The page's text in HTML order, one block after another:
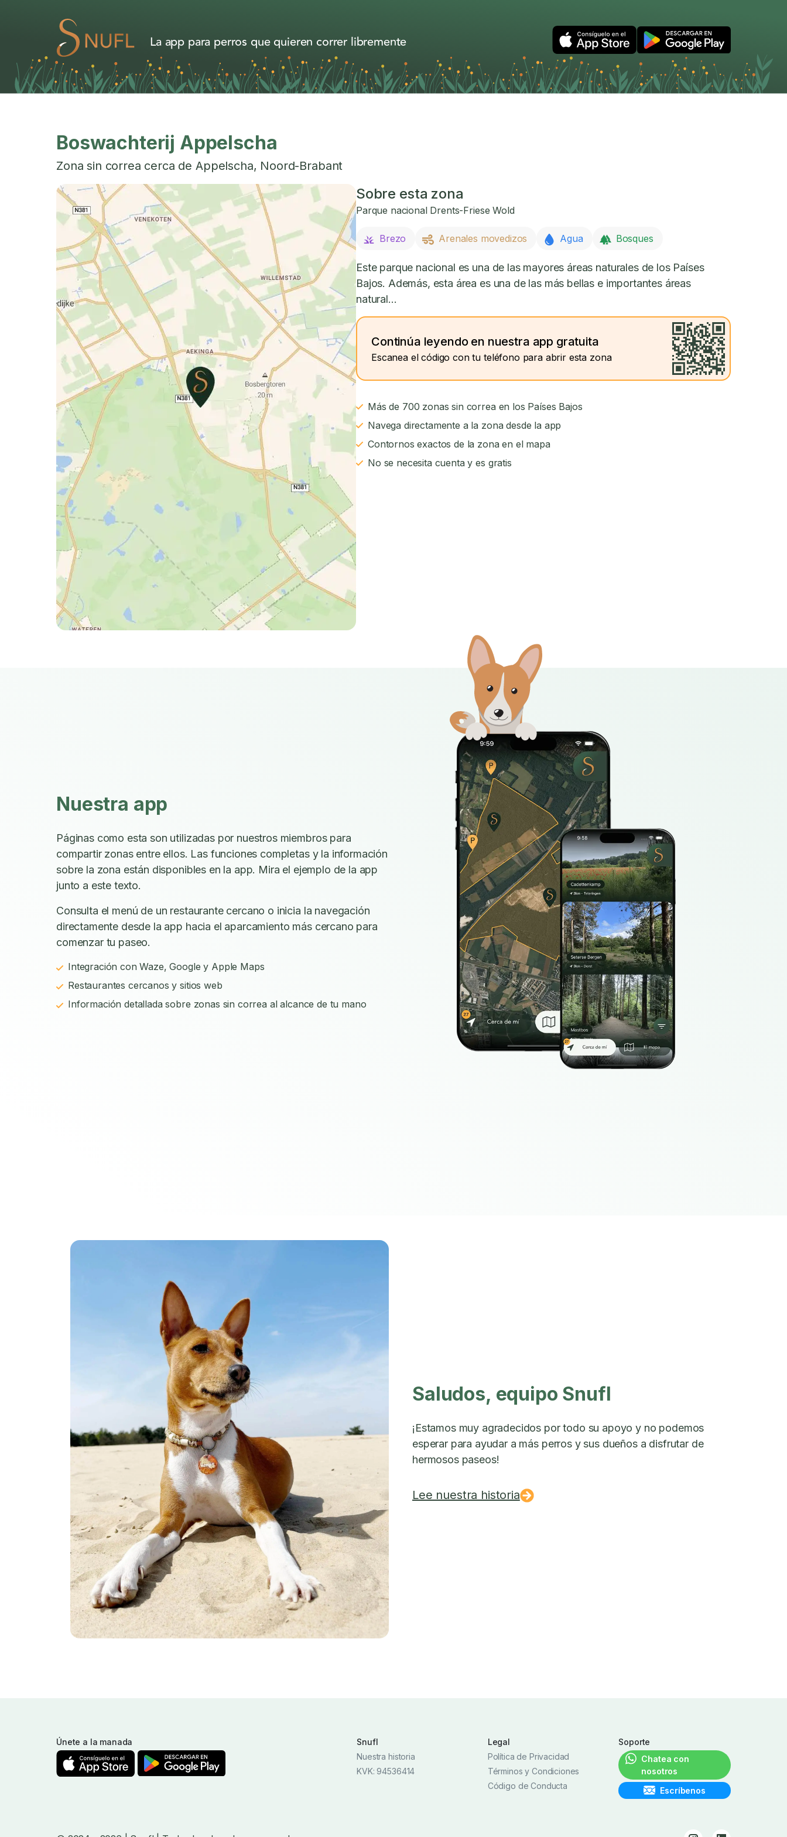
La app para perros que quieren correr libremente
Boswachterij Appelscha
Zona sin correa cerca de Appelscha, Noord-Brabant
Sobre esta zona
Parque nacional Drents-Friese Wold
Brezo Arenales movedizos Agua Bosques
Este parque nacional es una de las mayores áreas naturales de los Países
Bajos. Además, esta área es una de las más bellas e importantes áreas
natural...
Continúa leyendo en nuestra app gratuita
Escanea el código con tu teléfono para abrir esta zona
Más de 700 zonas sin correa en los Países Bajos
Navega directamente a la zona desde la app
Contornos exactos de la zona en el mapa
No se necesita cuenta y es gratis
Nuestra app
Páginas como esta son utilizadas por nuestros miembros para
compartir zonas entre ellos. Las funciones completas y la información
sobre la zona están disponibles en la app. Mira el ejemplo de la app
junto a este texto.
Consulta el menú de un restaurante cercano o inicia la navegación
directamente desde la app hacia el aparcamiento más cercano para
comenzar tu paseo.
Integración con Waze, Google y Apple Maps
Restaurantes cercanos y sitios web
Información detallada sobre zonas sin correa al alcance de tu mano
Saludos, equipo Snufl
¡Estamos muy agradecidos por todo su apoyo y no podemos
esperar para ayudar a más perros y sus dueños a disfrutar de
hermosos paseos!
Lee nuestra historia
Únete a la manada
Snufl
Nuestra historia
KVK: 94536414
Legal
Política de Privacidad
Términos y Condiciones
Código de Conducta
Soporte
Chatea con
nosotros
Escríbenos